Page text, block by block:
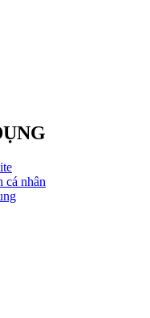
cá nhân